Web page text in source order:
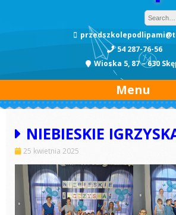
54 287-76-56
Wioska 5, 87 – 630
Menu
NIEBIESKIE
25 kwietnia 2025